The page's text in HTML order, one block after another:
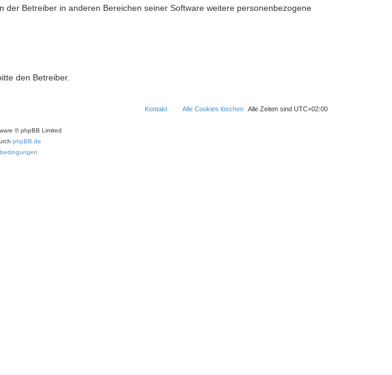
Betreiber in anderen Bereichen seiner Software weitere personenbezogene
den Betreiber.
Alle Zeiten sind UTC+02:00
Alle Cookies löschen
Kontakt
© phpBB Limited
phpBB.de